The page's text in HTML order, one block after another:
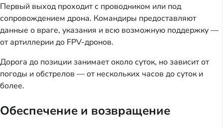
Первый выход проходит с проводником или под
сопровождением дрона. Командиры предоставляют
данные о враге, указания и всю возможную поддержку —
от артиллерии до FPV-дронов.
Дорога до позиции занимает около суток, но зависит от
погоды и обстрелов — от нескольких часов до суток и
более.
Обеспечение и возвращение